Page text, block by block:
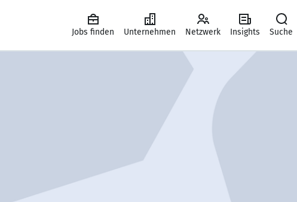
Jobs finden Unternehmen Netzwerk Insights Suche